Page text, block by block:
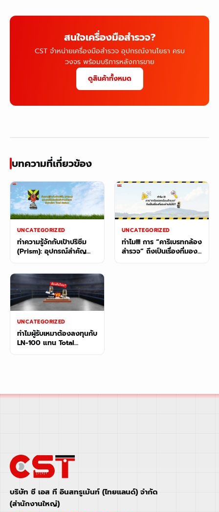
สนใจเครื่องมือสำรวจ?
CST จำหน่ายเครื่องมือสำรวจ อุปกรณ์งานโยธา ครบ
วงจร พร้อมบริการหลังการขาย
ดูสินค้าทั้งหมด
บทความที่เกี่ยวข้อง
UNCATEGORIZED
ทำความรู้จักกับเป้าปริซึม
(Prism): อุปกรณ์สำคัญ
สำหรับงานสำรวจด้วย
UNCATEGORIZED
ทำไม!!! การ “คาริเบรทกล้อง
สำรวจ” ถึงเป็นเรื่องที่มอง
ข้ามไม่ได้?
UNCATEGORIZED
ทำไมผู้รับเหมาต้องลงทุนกับ
LN-100 แทน Total
Station
บริษัท ซี เอส ที อินสทรูเม้นท์ (ไทยแลนด์) จำกัด
(สำนักงานใหญ่)